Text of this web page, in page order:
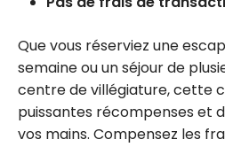
Que vous réserviez une
semaine ou un séjour de
centre de villégiature, cette
puissantes récompenses et
vos mains. Compensez les